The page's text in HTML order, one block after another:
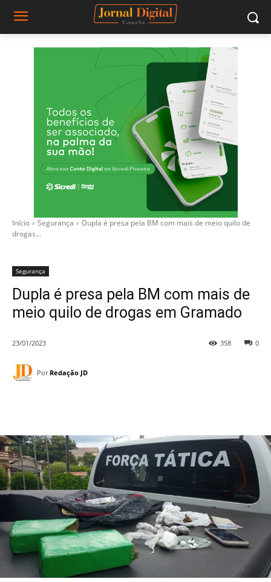
Início Segurança
Dupla é presa pela BM com mais de meio quilo de
drogas...
Segurança
Dupla é presa pela BM com mais de
meio quilo de drogas em Gramado
23/01/2023 0
358
Por Redação JD